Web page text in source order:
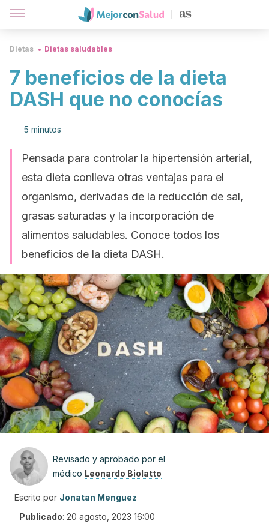
Dietas Dietas saludables
7 beneficios de la dieta
DASH que no conocías
5 minutos
Pensada para controlar la hipertensión arterial,
esta dieta conlleva otras ventajas para el
organismo, derivadas de la reducción de sal,
grasas saturadas y la incorporación de
alimentos saludables. Conoce todos los
beneficios de la dieta DASH.
Revisado y aprobado por el
médico Leonardo Biolatto
Escrito por Jonatan Menguez
Publicado: 20 agosto, 2023 16:00